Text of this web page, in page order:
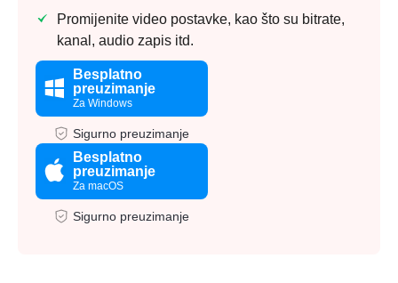
Promijenite video postavke, kao što su bitrate,
kanal, audio zapis itd.
Besplatno
preuzimanje
Za Windows
Sigurno preuzimanje
Besplatno
preuzimanje
Za macOS
Sigurno preuzimanje